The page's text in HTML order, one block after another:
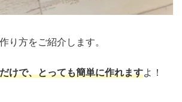
り方をご紹介します。
けで、とっても簡単に作れますよ！